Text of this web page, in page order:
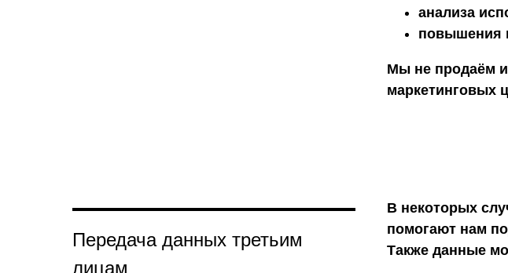
анализа
повышения
Мы не продаём
маркетинговых
Передача данных третьим
лицам
В некоторых
помогают нам
Также данные